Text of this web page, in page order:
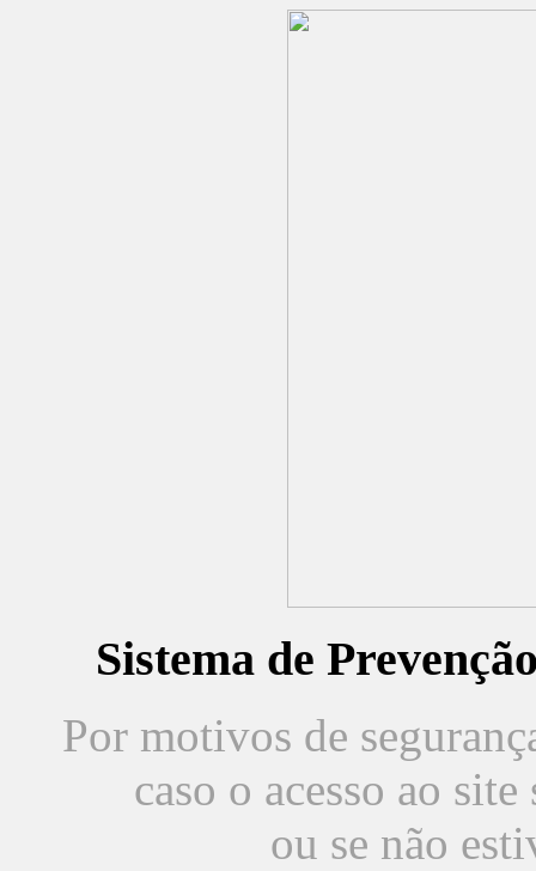
Sistema de
Por motivos de
caso o acesso ao
ou se não